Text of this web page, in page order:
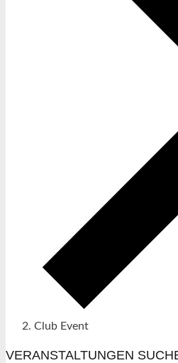
Club Event
VERANSTALTUNGEN